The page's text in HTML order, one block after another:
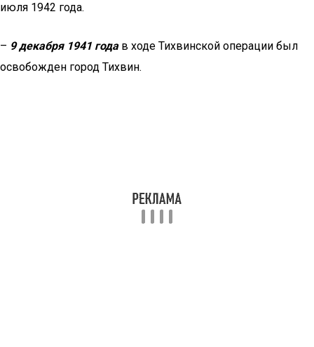
июля 1942 года.
– 9 декабря 1941 годав ходе Тихвинской операции был
освобожден город Тихвин.